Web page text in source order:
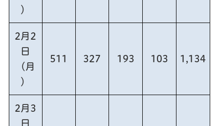
）
2月2
日
（月
）
511 327 193 103 1,134
2月3
日